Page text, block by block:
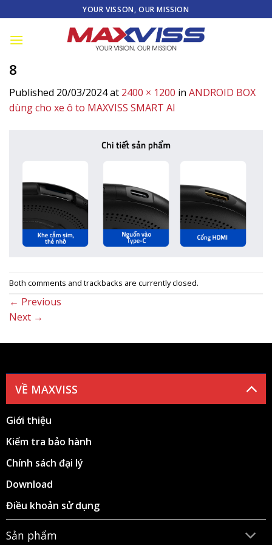
to
content
YOUR VISSON, OUR MISSION
8
Published 20/03/2024at 2400 × 1200 in ANDROID BOX
dùng cho xe ô to MAXVISS SMART AI
Both comments and trackbacks are currently closed.
← Previous
Next →
VỀ MAXVISS
Giới thiệu
Kiểm tra bảo hành
Chính sách đại lý
Download
Điều khoản sử dụng
Sản phẩm